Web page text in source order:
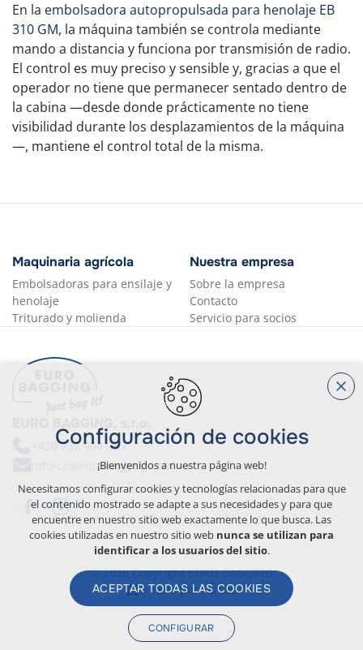
En la embolsadora autopropulsada para henolaje EB
310 GM, la máquina también se controla mediante
mando a distancia y funciona por transmisión de radio.
El control es muy preciso y sensible y, gracias a que el
operador no tiene que permanecer sentado dentro de
la cabina —desde donde prácticamente no tiene
visibilidad durante los desplazamientos de la máquina
—, mantiene el control total de la misma.
+420 732 904 955
info-cz@eurobagging.com
Maquinaria agrícola
Embolsadoras para ensilaje y
henolaje
Triturado y molienda
Nuestra empresa
Sobre la empresa
Contacto
Servicio para socios
© 2026 Copyright EURO BAGGING
Creado por xart.cz
Configuración de cookies
¡Bienvenidos a nuestra página web!
Necesitamos configurar cookies y tecnologías relacionadas para que
el contenido mostrado se adapte a sus necesidades y para que
encuentre en nuestro sitio web exactamente lo que busca. Las
cookies utilizadas en nuestro sitio web nunca se utilizan para
identificar a los usuarios del sitio.
ACEPTAR TODAS LAS COOKIES
CONFIGURAR